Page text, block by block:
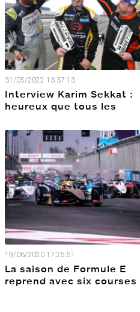
31/05/2022 13:37:13
Interview Karim Sekkat :
heureux que tous les
sacrifices payent.
19/06/2020 17:25:51
La saison de Formule E
reprend avec six courses